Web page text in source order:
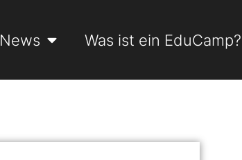
News Was ist ein EduCamp?